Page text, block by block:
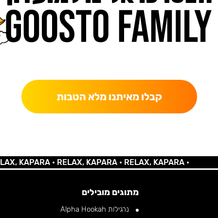
קבלו מאיתנו מלא הטבות
•RELAX, KAPARA •RELAX, KAPARA •
מתוגים מובילים
נרגילות Alpha Hookah